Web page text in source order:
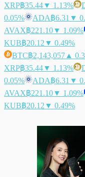
XRP฿35.44▼ 1.13%
0.05%
ADA฿6.31 ▼
AVAX฿221.10▼ 1.09%
KUB฿20.12 ▼ 0.49%
BTC฿2,143,057 ▲
XRP฿35.44▼ 1.13%
0.05%
ADA฿6.31 ▼
AVAX฿221.10▼ 1.09%
KUB฿20.12 ▼ 0.49%